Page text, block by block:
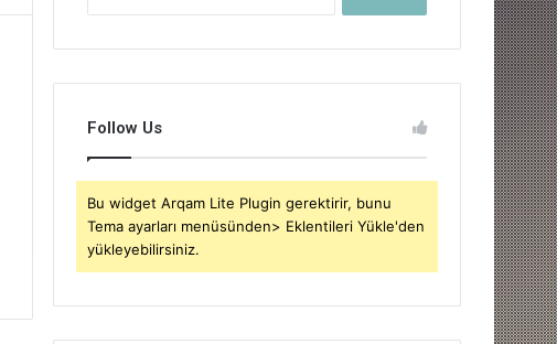
Follow Us
Bu widget Arqam Lite Plugin gerektirir, bunu
Tema ayarları menüsünden> Eklentileri Yükle'den
yükleyebilirsiniz.